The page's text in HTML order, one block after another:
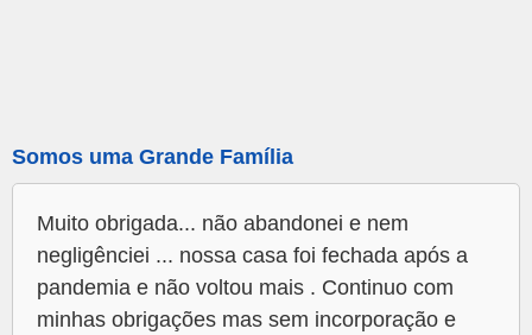
Somos uma Grande Família
Muito obrigada... não abandonei e nem
negligênciei ... nossa casa foi fechada após a
pandemia e não voltou mais . Continuo com
minhas obrigações mas sem incorporação e